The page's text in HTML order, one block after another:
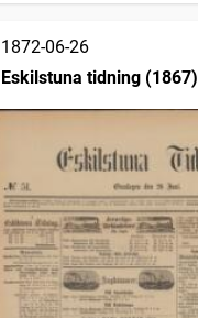
1872-06-26
Eskilstuna tidning (1867)